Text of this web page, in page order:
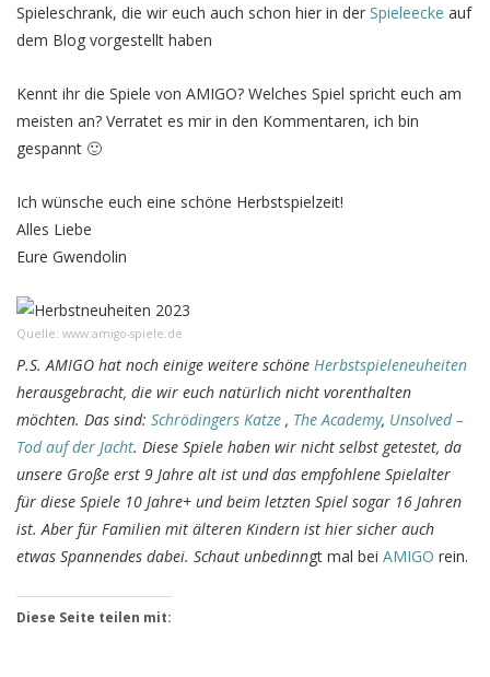
Spieleschrank, die wir euch auch schon hier in der Spieleecke auf
dem Blog vorgestellt haben
Kennt ihr die Spiele von AMIGO? Welches Spiel spricht euch am
meisten an? Verratet es mir in den Kommentaren, ich bin
gespannt 🙂
Ich wünsche euch eine schöne Herbstspielzeit!
Alles Liebe
Eure Gwendolin
Quelle: www.amigo-spiele.de
P.S. AMIGO hat noch einige weitere schöne Herbstspieleneuheiten
herausgebracht, die wir euch natürlich nicht vorenthalten
möchten. Das sind: Schrödingers Katze , The Academy, Unsolved –
Tod auf der Jacht. Diese Spiele haben wir nicht selbst getestet, da
unsere Große erst 9 Jahre alt ist und das empfohlene Spielalter
für diese Spiele 10 Jahre+ und beim letzten Spiel sogar 16 Jahren
ist. Aber für Familien mit älteren Kindern ist hier sicher auch
etwas Spannendes dabei. Schaut unbedinngt mal bei AMIGO rein.
Diese Seite teilen mit: